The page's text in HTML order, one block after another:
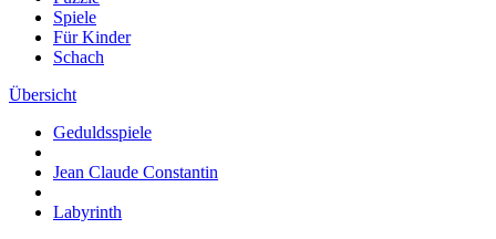
Spiele
Für Kinder
Schach
Übersicht
Geduldsspiele
Jean Claude Constantin
Labyrinth